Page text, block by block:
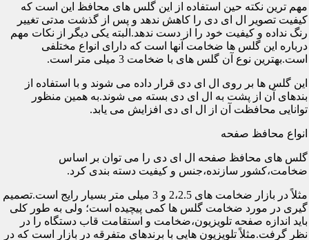
مهم ترین نکته حین استفاده از این گلس های محافظ این است که
کیفیت تصویر ال ای دی را کاهش ندهد و پس از گذشت مدتی تغییر
رنگ نداده و کیفیت خود را از دست ندهد.البته یکی دیگر از نکات مهم
درباره این گلس ها ضخامت آنها است که دارای انواع مختلفی
است.بهترین نوع آن گلس های با ضخامت 3 میلی متر است.
این گلس ها بر روی ال ای دی قرار داده می شوند و با استفاده از
بندهای آن از پشت به ال ای دی بسته می شوند.به همین منظور
توانایی محافظت آن از ال ای دی افزایش می یابد.
انواع محافظ صفحه
گلس های محافظ صفحه ال ای دی را می توان بر اساس
ضخامت،کشور سازنده،جنس و کیفیت دسته بندی کرد.
مثلاً در بازار ضخامت های 2،2.5 و 3 میلی متر بسیار رایج است.تصمیم
گیری در مورد ضخامت گلس ها کمی پیچیده است؛ ولی به طور کلی
باید اندازه صفحه تلویزیون،ضخامت و استقامت قاب دستگاه را در
نظر گرفت.مثلاً تلویزیون هایی با برندهای متفرقه در بازار است که در